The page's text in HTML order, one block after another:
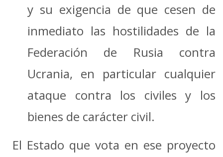
y su exigencia de que cesen de
inmediato las hostilidades de la
Federación de Rusia contra
Ucrania, en particular cualquier
ataque contra los civiles y los
bienes de carácter civil.
El Estado que vota en ese proyecto